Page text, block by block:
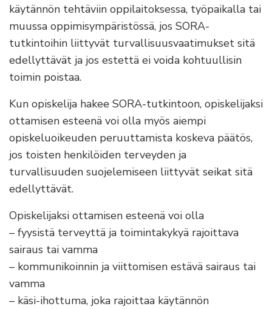
käytännön tehtäviin oppilaitoksessa, työpaikalla tai
muussa oppimisympäristössä, jos SORA-
tutkintoihin liittyvät turvallisuusvaatimukset sitä
edellyttävät ja jos estettä ei voida kohtuullisin
toimin poistaa.
Kun opiskelija hakee SORA-tutkintoon, opiskelijaksi
ottamisen esteenä voi olla myös aiempi
opiskeluoikeuden peruuttamista koskeva päätös,
jos toisten henkilöiden terveyden ja
turvallisuuden suojelemiseen liittyvät seikat sitä
edellyttävät.
Opiskelijaksi ottamisen esteenä voi olla
– fyysistä terveyttä ja toimintakykyä rajoittava
sairaus tai vamma
– kommunikoinnin ja viittomisen estävä sairaus tai
vamma
– käsi-ihottuma, joka rajoittaa käytännön